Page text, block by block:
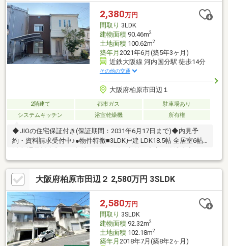
2,380万円
間取り 3LDK
建物面積90.46m2
土地面積100.62m2
築年月 2021年6月(築5年3ヶ月)
近鉄大阪線 河内国分駅 徒歩14分
その他の交通
大阪府柏原市田辺１
2階建て 都市ガス
駐車場あり
システムキッチン
浴室乾燥機 所有権
◆JIOの住宅保証付き(保証期間：2031年6月17日まで)◆内見予
約・資料請求受付中♪●物件特徴■3LDK戸建 LDK18.5帖 全居室6帖
以上 通風採光良好♪■角地！ロフト付き収納も充実の築浅邸宅■カ
ーポート付き駐車スペース・各階トイレ付き♪■河内国分駅(急行停
車駅)、通勤・通学に便利。駅周辺には生活施設も充実■小・中学
校、公園、スーパーが徒歩圏。通学・買い物も安心の立地●周辺
環境＊若草公園 徒歩2分＊国分保育園 徒歩2分●住宅購入のお手
伝いします・資金計画、住宅ローンのご相談・諸条件ご相談・お
問い合わせは中本まで(直通080-1485-6679)
大阪府柏原市田辺２ 2,580万円 3SLDK
2,580万円
間取り 3SLDK
建物面積92.32m2
土地面積102.18m2
築年月 2018年7月(築8年2ヶ月)